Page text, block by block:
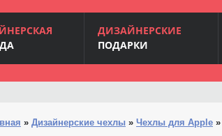
ДИЗАЙНЕРСКИЕ
ПОДАРКИ
» Дизайнерские чехлы » Чехлы для Apple »